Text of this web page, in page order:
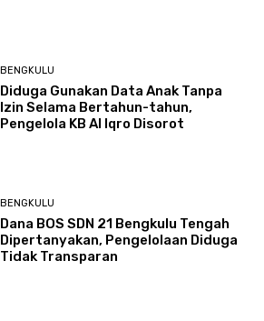
BENGKULU
Diduga Gunakan Data Anak Tanpa
Izin Selama Bertahun-tahun,
Pengelola KB Al Iqro Disorot
BENGKULU
Dana BOS SDN 21 Bengkulu Tengah
Dipertanyakan, Pengelolaan Diduga
Tidak Transparan